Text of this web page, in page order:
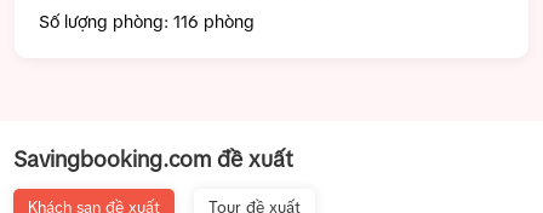
Số lượng phòng: 116 phòng
Savingbooking.com đề xuất
Khách sạn đề xuất Tour đề xuất